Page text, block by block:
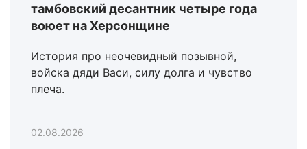
тамбовский десантник четыре года
воюет на Херсонщине
История про неочевидный позывной,
войска дяди Васи, силу долга и чувство
плеча.
02.08.2026